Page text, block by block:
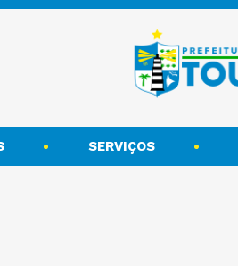
SERVIÇOS